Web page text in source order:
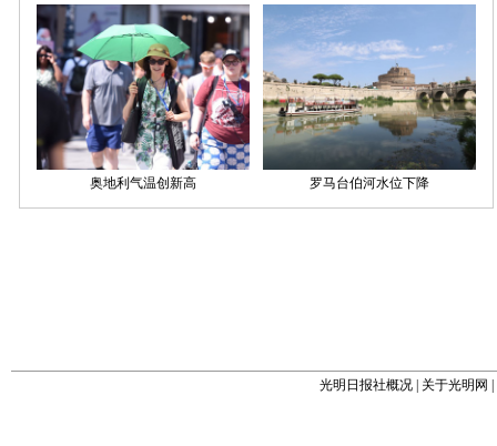
光明日报社概况 关于光明网